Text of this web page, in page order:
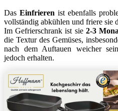
Das Einfrieren ist ebenfalls
vollständig abkühlen und friere sie
Im Gefrierschrank ist sie 2-3
die Textur des Gemüses,
nach dem Auftauen weicher
jedoch erhalten.